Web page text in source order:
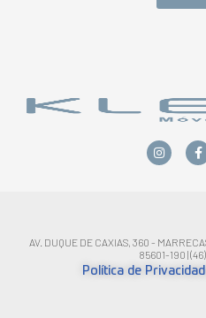
AV. DUQUE DE CAXIAS, 360 -
85601-190 |
Política de